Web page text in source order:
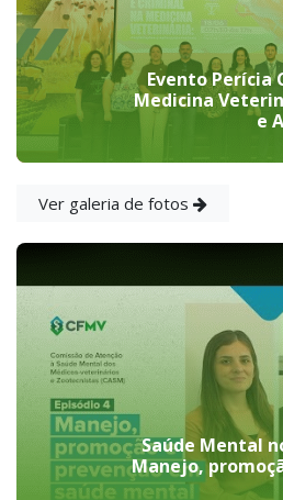
Evento Perícia
Medicina
e
Ver galeria de fotos
Saúde Mental
Manejo,